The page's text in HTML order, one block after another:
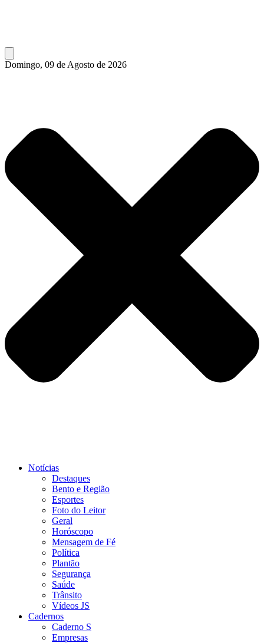
Domingo, 09 de Agosto de 2026
Notícias
Destaques
Bento e Região
Esportes
Foto do Leitor
Geral
Horóscopo
Mensagem de Fé
Política
Plantão
Segurança
Saúde
Trânsito
Vídeos JS
Cadernos
Caderno S
Empresas